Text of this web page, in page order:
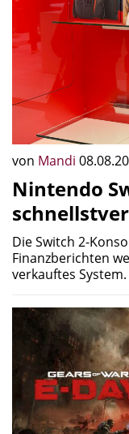
von Mandi
Nintendo
Die Switch 2-
Finanzberichten
verkauftes